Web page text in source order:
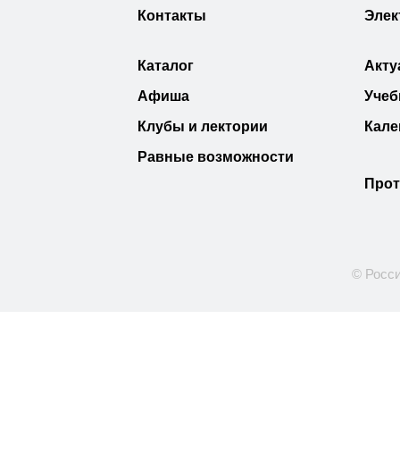
Контакты
Каталог
Афиша
Клубы и лектории
Равные возможности
©